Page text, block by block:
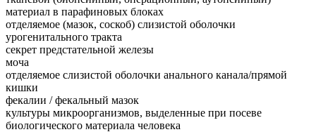
материал в парафиновых блоках
отделяемое (мазок, соскоб) слизистой оболочки
урогенитального тракта
секрет предстательной железы
моча
отделяемое слизистой оболочки анального канала/прямой
кишки
фекалии / фекальный мазок
культуры микроорганизмов, выделенные при посеве
биологического материала человека